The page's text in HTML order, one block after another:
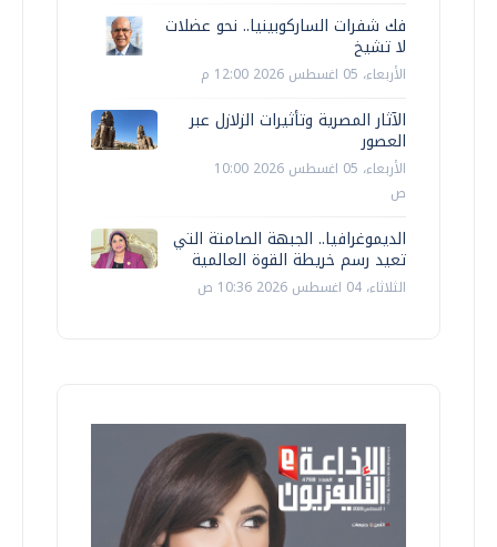
فك شفرات الساركوبينيا.. نحو عضلات
لا تشيخ
الأربعاء، 05 اغسطس 2026 12:00 م
الآثار المصرية وتأثيرات الزلازل عبر
العصور
الأربعاء، 05 اغسطس 2026 10:00
ص
الديموغرافيا.. الجبهة الصامتة التي
تعيد رسم خريطة القوة العالمية
الثلاثاء، 04 اغسطس 2026 10:36 ص